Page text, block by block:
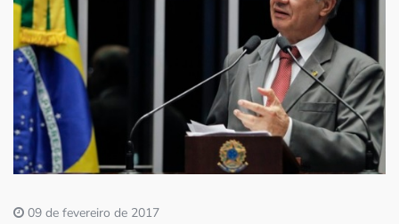
Imprensa
Contato
09 de fevereiro de 2017